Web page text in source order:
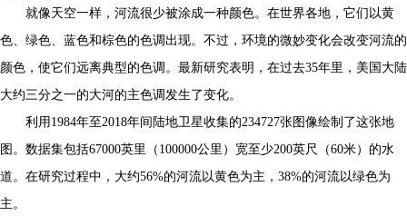
就像天空一样，河流很少被涂成一种颜色。在世界各地，它们以黄
色、绿色、蓝色和棕色的色调出现。不过，环境的微妙变化会改变河流的
颜色，使它们远离典型的色调。最新研究表明，在过去35年里，美国大陆
大约三分之一的大河的主色调发生了变化。
利用1984年至2018年间陆地卫星收集的234727张图像绘制了这张地
图。数据集包括67000英里（100000公里）宽至少200英尺（60米）的水
道。在研究过程中，大约56%的河流以黄色为主，38%的河流以绿色为
主。